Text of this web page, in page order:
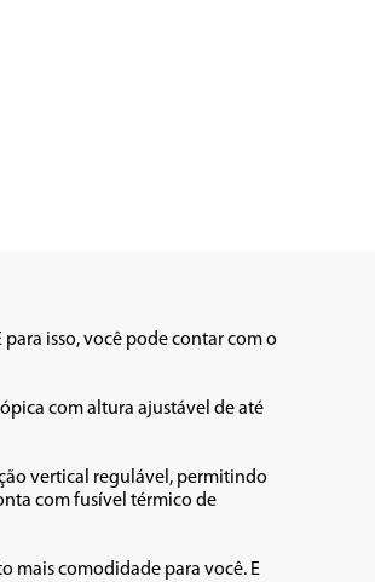
isso, você pode contar com o
com altura ajustável de até
vertical regulável, permitindo
com fusível térmico de
mais comodidade para você. E